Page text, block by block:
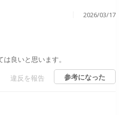
2026/03/17
良いと思います。
違反を報告
参考になった